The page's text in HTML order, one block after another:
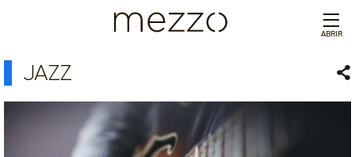
ABRIR
JAZZ